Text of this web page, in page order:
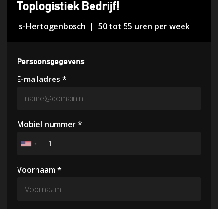
Toplogistiek Bedrijf!
's-Hertogenbosch 50 tot 55 uren per week
Persoonsgegevens
E-mailadres *
Mobiel nummer *
Voornaam *